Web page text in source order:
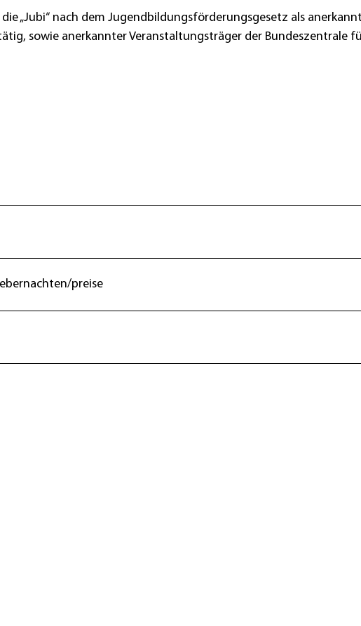
„Jubi“ nach dem Jugendbildungsförderungsgesetz als
sowie anerkannter Veranstaltungsträger der Bundeszentrale
preise